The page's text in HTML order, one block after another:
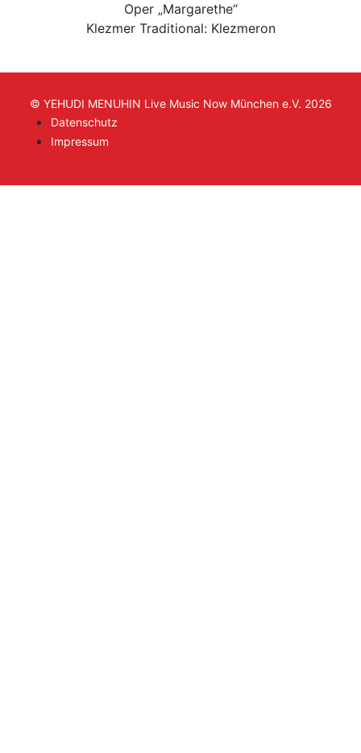
Oper „Margarethe“
Klezmer Traditional: Klezmeron
© YEHUDI MENUHIN Live Music Now München e.V. 2026
Datenschutz
Impressum